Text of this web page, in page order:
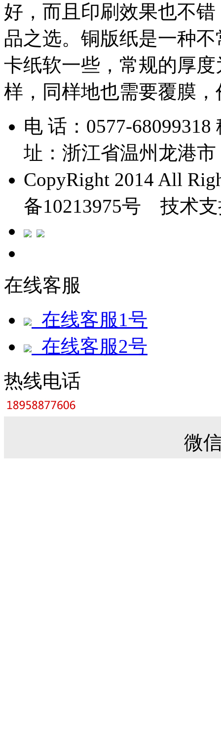
好，而且印刷效果也不
品之选。铜版纸是一种
卡纸软一些，常规的厚
样，同样地也需要覆膜
电 话：0577-
址：浙江省温州龙港市
CopyRight 2014 All
备10213975号 技术
在线客服
在线客服1号
在线客服2号
热线电话
微